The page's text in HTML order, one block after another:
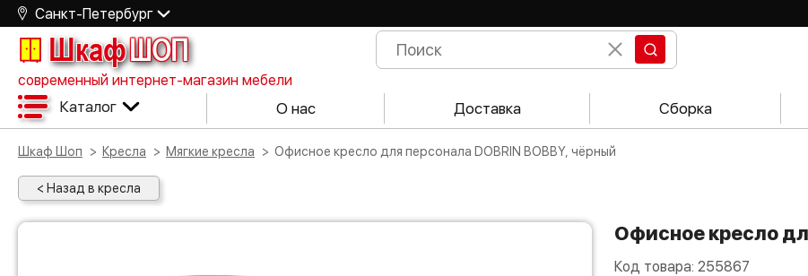
Санкт-Петербург
ШкафШОП
современный интернет-магазин мебели
Каталог О нас Доставка Сборка
Шкаф Шоп Кресла Мягкие кресла Офисное кресло для персонала DOBRIN BOBBY, чёрный
< Назад в кресла
Офисное кресло
Код товара: 255867